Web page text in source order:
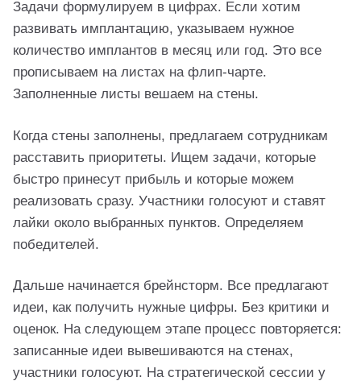
Задачи формулируем в цифрах. Если хотим
развивать имплантацию, указываем нужное
количество имплантов в месяц или год. Это все
прописываем на листах на флип-чарте.
Заполненные листы вешаем на стены.
Когда стены заполнены, предлагаем сотрудникам
расставить приоритеты. Ищем задачи, которые
быстро принесут прибыль и которые можем
реализовать сразу. Участники голосуют и ставят
лайки около выбранных пунктов. Определяем
победителей.
Дальше начинается брейнсторм. Все предлагают
идеи, как получить нужные цифры. Без критики и
оценок. На следующем этапе процесс повторяется:
записанные идеи вывешиваются на стенах,
участники голосуют. На стратегической сессии у